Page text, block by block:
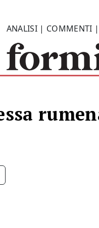
ANALISI | COMMENTI